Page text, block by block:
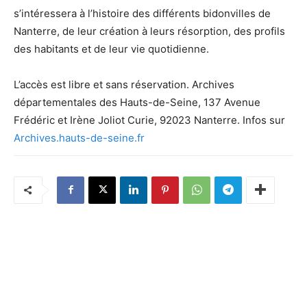
s’intéressera à l’histoire des différents bidonvilles de
Nanterre, de leur création à leurs résorption, des profils
des habitants et de leur vie quotidienne.
L’accès est libre et sans réservation. Archives
départementales des Hauts-de-Seine, 137 Avenue
Frédéric et Irène Joliot Curie, 92023 Nanterre. Infos sur
Archives.hauts-de-seine.fr